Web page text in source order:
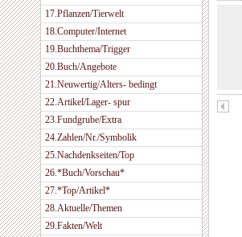
17.Pflanzen/Tierwelt
18.Computer/Internet
19.Buchthema/Trigger
20.Buch/Angebote
21.Neuwertig/Alters- bedingt
22.Artikel/Lager- spur
23.Fundgrube/Extra
24.Zahlen/Nr./Symbolik
25.Nachdenkseiten/Top
26.*Buch/Vorschau*
27.*Top/Artikel*
28.Aktuelle/Themen
29.Fakten/Welt